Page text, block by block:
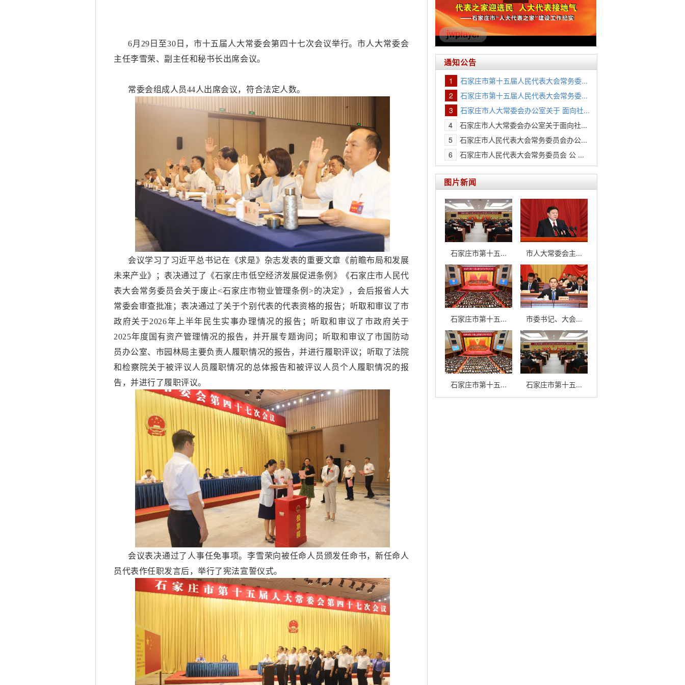
6月29日至30日，市十五届人大常委会第四十七次会议举行。市人大常委会
主任李雪荣、副主任和秘书长出席会议。
常委会组成人员44人出席会议，符合法定人数。
会议学习了习近平总书记在《求是》杂志发表的重要文章《前瞻布局和发展
未来产业》；表决通过了《石家庄市低空经济发展促进条例》《石家庄市人民代
表大会常务委员会关于废止<石家庄市物业管理条例>的决定》，会后报省人大
常委会审查批准；表决通过了关于个别代表的代表资格的报告；听取和审议了市
政府关于2026年上半年民生实事办理情况的报告；听取和审议了市政府关于
2025年度国有资产管理情况的报告，并开展专题询问；听取和审议了市国防动
员办公室、市园林局主要负责人履职情况的报告，并进行履职评议；听取了法院
和检察院关于被评议人员履职情况的总体报告和被评议人员个人履职情况的报
告，并进行了履职评议。
会议表决通过了人事任免事项。李雪荣向被任命人员颁发任命书，新任命人
员代表作任职发言后，举行了宪法宣誓仪式。
通知公告
1
石家庄市第十五届人民代表大会常务委...
2
石家庄市第十五届人民代表大会常务委...
3
石家庄市人大常委会办公室关于 面向社...
4
石家庄市人大常委会办公室关于面向社...
5
石家庄市人民代表大会常务委员会办公...
6
石家庄市人民代表大会常务委员会 公 ...
图片新闻
石家庄市第十五... 市人大常委会主...
石家庄市第十五... 市委书记、大会...
石家庄市第十五... 石家庄市第十五...